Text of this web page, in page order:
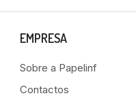
EMPRESA
Sobre a Papelinf
Contactos